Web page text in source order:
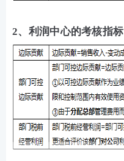
2、利润中心的考核指标